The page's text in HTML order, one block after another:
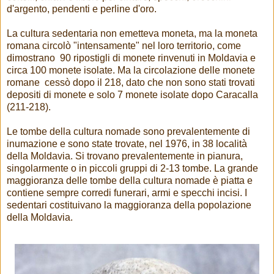
d'argento, pendenti e perline d'oro.
La cultura sedentaria non emetteva moneta, ma la moneta
romana circolò "intensamente" nel loro territorio, come
dimostrano 90 ripostigli di monete rinvenuti in Moldavia e
circa 100 monete isolate. Ma la circolazione delle monete
romane cessò dopo il 218, dato che non sono stati trovati
depositi di monete e solo 7 monete isolate dopo Caracalla
(211-218).
Le tombe della cultura nomade sono prevalentemente di
inumazione e sono state trovate, nel 1976, in 38 località
della Moldavia. Si trovano prevalentemente in pianura,
singolarmente o in piccoli gruppi di 2-13 tombe. La grande
maggioranza delle tombe della cultura nomade è piatta e
contiene sempre corredi funerari, armi e specchi incisi. I
sedentari costituivano la maggioranza della popolazione
della Moldavia.